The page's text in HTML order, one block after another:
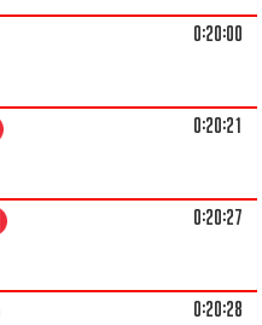
0:20:00
0:20:21
0:20:27
0:20:28